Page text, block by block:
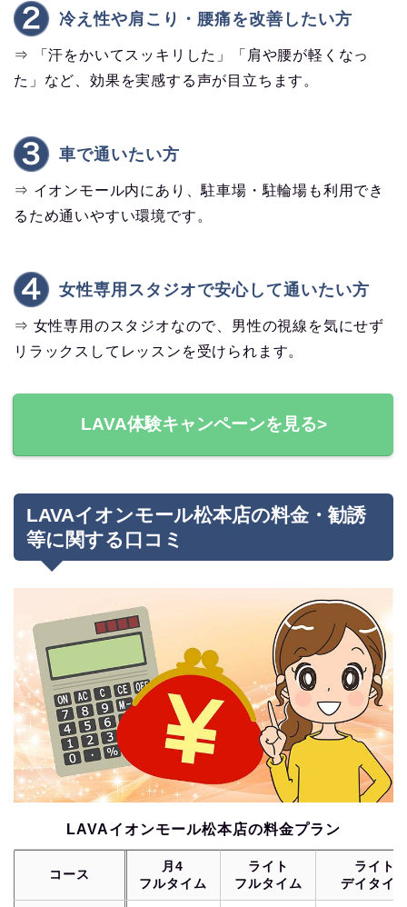
冷え性や肩こり・腰痛を改善したい方
⇒ 「汗をかいてスッキリした」「肩や腰が軽くなっ
た」など、効果を実感する声が目立ちます。
車で通いたい方
⇒ イオンモール内にあり、駐車場・駐輪場も利用でき
るため通いやすい環境です。
女性専用スタジオで安心して通いたい方
⇒ 女性専用のスタジオなので、男性の視線を気にせず
リラックスしてレッスンを受けられます。
LAVA体験キャンペーンを見る>
LAVAイオンモール松本店の料金・勧誘
等に関する口コミ
LAVAイオンモール松本店の料金プラン
コース
月4
フルタイム
ライト
フルタイム
ライト
デイタイ